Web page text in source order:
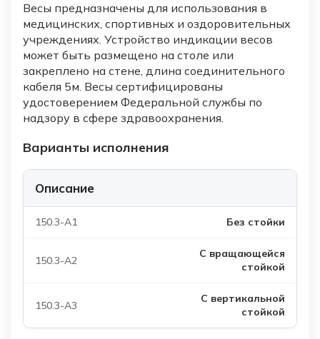
Весы предназначены для использования в
медицинских, спортивных и оздоровительных
учреждениях. Устройство индикации весов
может быть размещено на столе или
закреплено на стене, длина соединительного
кабеля 5м. Весы сертифицированы
удостоверением Федеральной службы по
надзору в сфере здравоохранения.
Варианты исполнения
Описание
Без стойки
С вращающейся
стойкой
С вертикальной
стойкой